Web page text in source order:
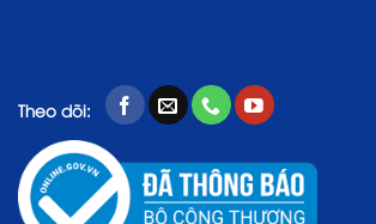
Theo dõi: